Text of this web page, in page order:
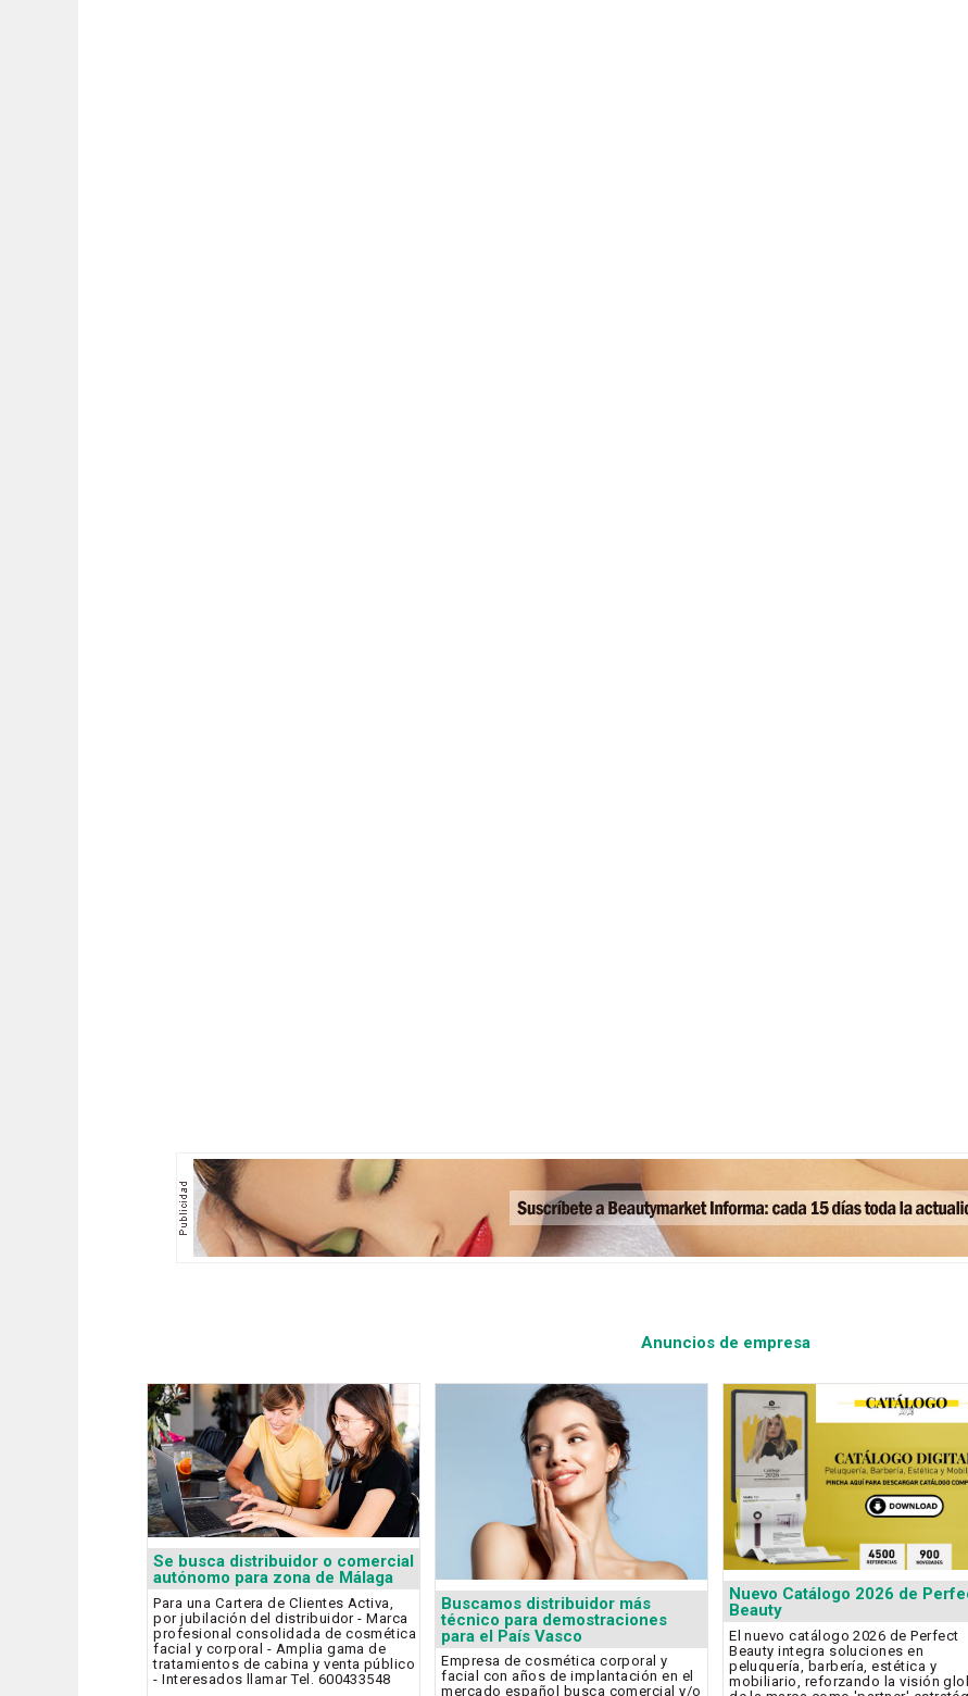
Anuncios de empresa
Se busca distribuidor o comercial
autónomo para zona de Málaga
Para una Cartera de Clientes Activa,
por jubilación del distribuidor - Marca
profesional consolidada de cosmética
facial y corporal - Amplia gama de
tratamientos de cabina y venta público
- Interesados llamar Tel. 600433548
Buscamos distribuidor más
técnico para demostraciones
para el País Vasco
Empresa de cosmética corporal y
facial con años de implantación en el
mercado español busca comercial y/o
Nuevo Catálogo 2026 de
Beauty
El nuevo catálogo 2026 de Perfect
Beauty integra soluciones en
peluquería, barbería, estética y
mobiliario, reforzando la visión